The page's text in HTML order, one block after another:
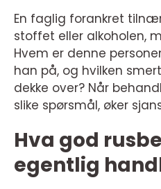
En faglig forankret
stoffet eller alkoholen,
Hvem er denne
han på, og hvilken
dekke over? Når
slike spørsmål, øker
Hva god
egentlig